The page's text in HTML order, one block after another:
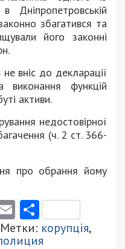
Дніпропетровській
збагатився та
його законні
вніс до декларації
виконання функцій
активи.
недостовірної
(ч. 2 ст. 366-
про обрання йому
Email
корупція,